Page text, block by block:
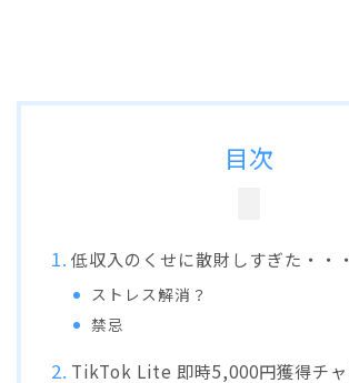
目次
低収入のくせに散財しすぎた・・・
ストレス解消？
禁忌
TikTok Lite 即時5,000円獲得チャ